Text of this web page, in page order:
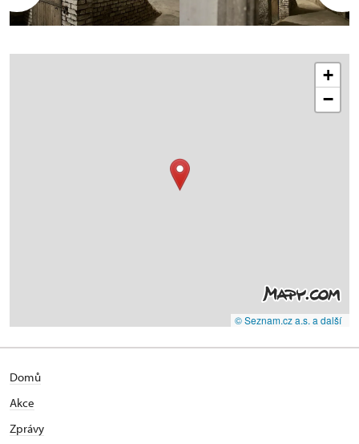
+
−
© Seznam.cz a.s. a další
Domů
Akce
Zprávy